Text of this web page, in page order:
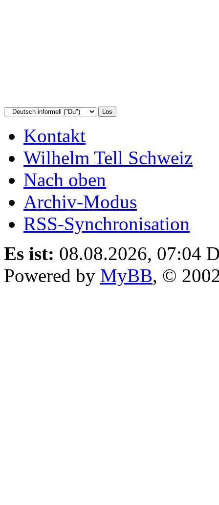
Kontakt
Wilhelm Tell Schweiz
Nach oben
Archiv-Modus
RSS-Synchronisation
Es ist: 08.08.2026, 07:04
Powered by MyBB, ©